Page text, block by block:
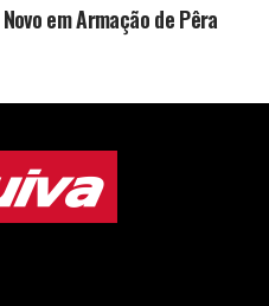
em Armação de Pêra